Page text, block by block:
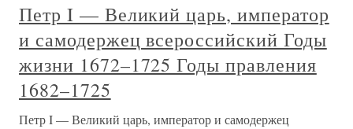
Петр I — Великий царь, император
и самодержец всероссийский Годы
жизни 1672–1725 Годы правления
1682–1725
Петр I — Великий царь, император и самодержец